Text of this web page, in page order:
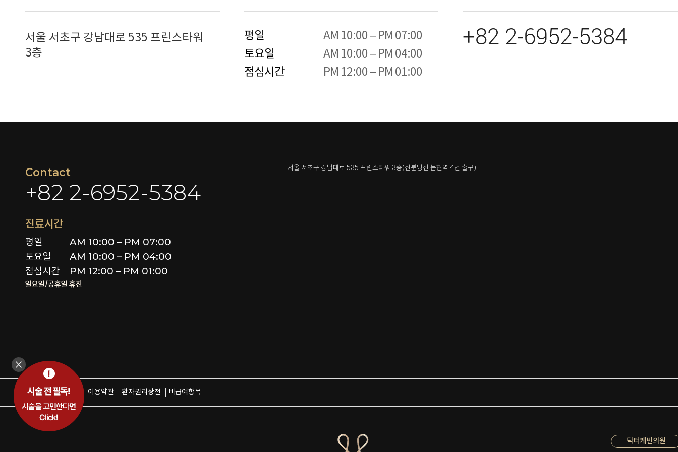
서울 서초구 강남대로 535 프린스타워
3층
평일
토요일
점심시간
AM 10:00 – PM 07:00
AM 10:00 – PM 04:00
PM 12:00 – PM 01:00
+82 2-6952-5384
Contact
+82 2-6952-5384
진료시간
평일
토요일
점심시간
AM 10:00 – PM 07:00
AM 10:00 – PM 04:00
PM 12:00 – PM 01:00
일요일/공휴일 휴진
서울 서초구 강남대로 535 프린스타워 3층(신분당선 논현역 4번 출구)
개인정보취급방침 이용약관 환자권리장전 비급여항목
닥터케빈의원